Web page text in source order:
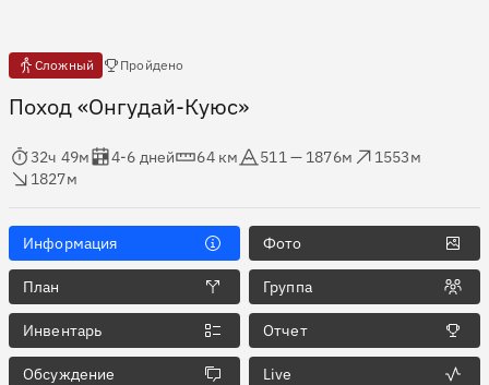
Сложный Пройдено
Поход «Онгудай-Куюс»
в пути
32ч 49м
Оценка в днях
4-6 дней
Дистанция
64 км
Абсолютная высота
511 — 1876м
1553м
1827м
Информация Фото
План Группа
Инвентарь Отчет
Обсуждение Live